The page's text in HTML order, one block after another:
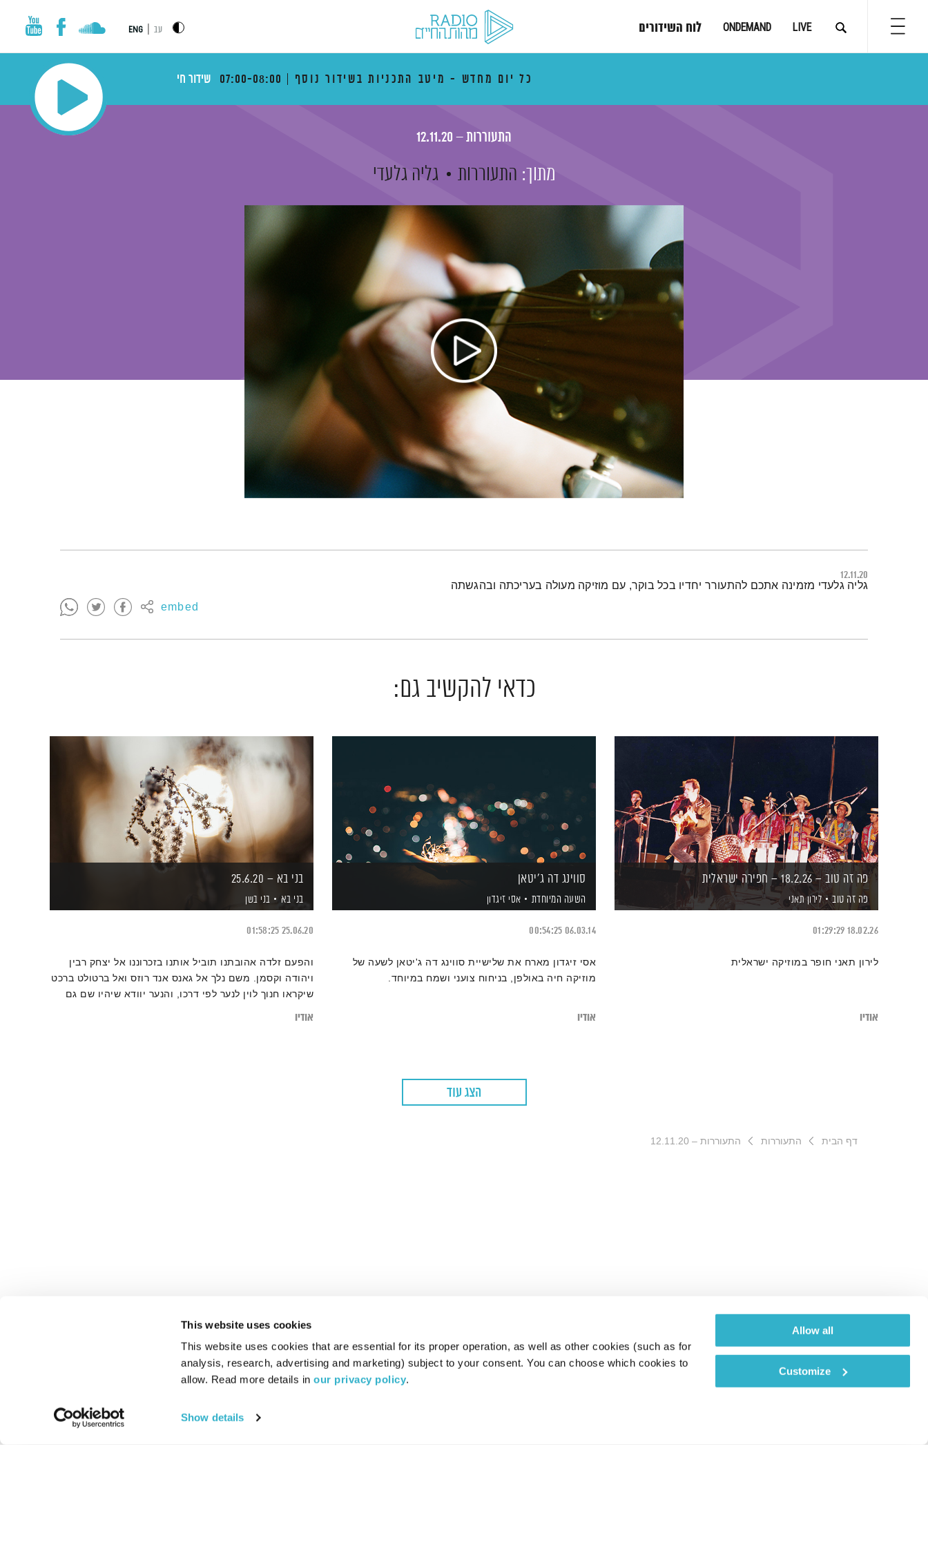
This website uses cookies
This website uses cookies that are essential for its proper operation, as well as other cookies (such as for
analysis, research, advertising and marketing) subject to your consent. You can choose which cookies to
allow. Read more details in our privacy policy.
Show details
Allow all
Customize
LIVE
ONDEMAND לוח השידורים עב ENG
כל יום מחדש - מיטב התכניות בשידור נוסף 07:00-08:00 שידור חי
התעוררות – 12.11.20
מתוך: התעוררות גליה גלעדי
12.11.20
embed
תמצית הפודקאסט
גליה גלעדי מזמינה אתכם להתעורר יחדיו בכל בוקר, עם מוזיקה מעולה בעריכתה ובהגשתה
כדאי להקשיב גם:
פה זה טוב – 18.2.26 – חפירה ישראלית
פה זה טוב לירון תאני
18.02.26
01:29:29
לירון תאני חופר במוזיקה ישראלית
אודיו
סווינג דה ג'יטאן
השעה המיוחדת אסי זיגדון
06.03.14
00:54:25
אסי זיגדון מארח את שלישיית סווינג דה ג'יטאן לשעה של
מוזיקה חיה באולפן, בניחוח צועני ושמח במיוחד.
אודיו
בני בא – 25.6.20
בני בא בני בשן
25.06.20
01:58:25
והפעם זלדה אהובתנו תוביל אותנו בזכרוננו אל יצחק רבין
ויהודה וקסמן. משם נלך אל גאנס אנד רוזס ואל ברטולט ברכט
שיקראו חנוך לוין לנער לפי דרכו, והנער יוודא שיהיו שם גם
אודיו
הצג עוד
דף הבית התעוררות התעוררות – 12.11.20